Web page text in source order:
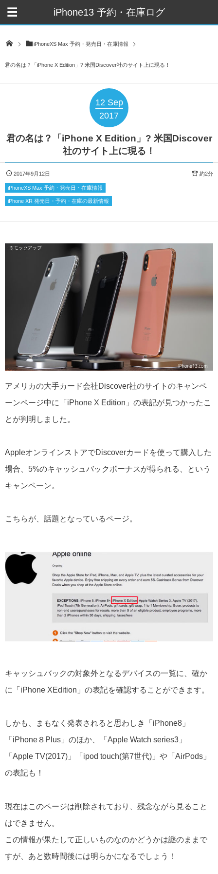
iPhone13 予約・在庫ログ
iPhoneXS Max 予約・発売日・在庫情報
君の名は？「iPhone X Edition」? 米国Discover社のサイト上に現る！
12 Sep
2017
君の名は？「iPhone X Edition」? 米国Discover
社のサイト上に現る！
2017年9月12日 約2分
iPhoneXS Max 予約・発売日・在庫情報
iPhone XR 発売日・予約・在庫の最新情報
アメリカの大手カード会社Discover社のサイトのキャンペ
ーンページ中に「iPhone X Edition」の表記が見つかったこ
とが判明しました。
AppleオンラインストアでDiscoverカードを使って購入した
場合、5%のキャッシュバックボーナスが得られる、という
キャンペーン。
こちらが、話題となっているページ。
キャッシュバックの対象外となるデバイスの一覧に、確か
に「iPhone XEdition」の表記を確認することができます。
しかも、まもなく発表されると思わしき「iPhone8」
「iPhone８Plus」のほか、「Apple Watch series3」
「Apple TV(2017)」「ipod touch(第7世代)」や「AirPods」
の表記も！
現在はこのページは削除されており、残念ながら見ること
はできません。
この情報が果たして正しいものなのかどうかは謎のままで
すが、あと数時間後には明らかになるでしょう！